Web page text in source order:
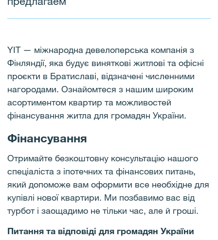
YIT — міжнародна девелоперська компанія з
Фінляндії, яка будує виняткові житлові та офісні
проєкти в Братиславі, відзначені численними
нагородами. Ознайомтеся з нашим широким
асортиментом квартир та можливостей
фінансування житла для громадян України.
Фінансування
Отримайте безкоштовну консультацію нашого
спеціаліста з іпотечних та фінансових питань,
який допоможе вам оформити все необхідне для
купівлі нової квартири. Ми позбавимо вас від
турбот і заощадимо не тільки час, але й гроші.
Питання та відповіді для громадян України